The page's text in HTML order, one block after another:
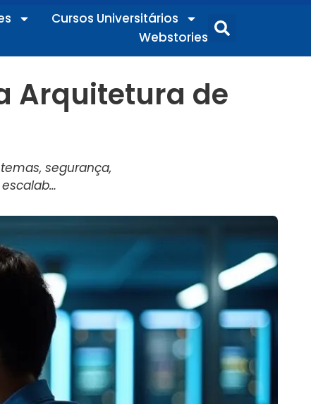
Cursos Universitários
Webstories
Arquitetura de
segurança,